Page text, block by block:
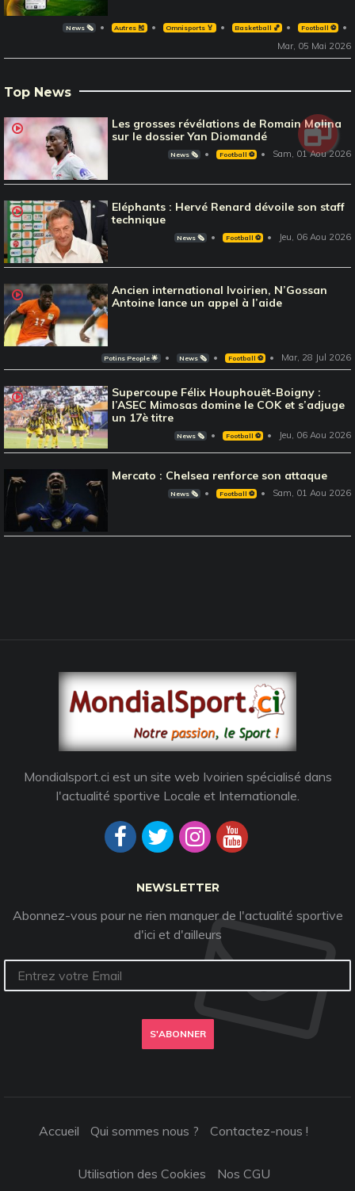
News 🗞️ Autres 🎽 Omnisports 🏅 Basketball 🏀 Football ⚽️
Mar, 05 Mai 2026
Top News
Les grosses révélations de Romain Molina
sur le dossier Yan Diomandé
News 🗞️ Football ⚽️ Sam, 01 Aou 2026
Eléphants : Hervé Renard dévoile son staff
technique
News 🗞️ Football ⚽️ Jeu, 06 Aou 2026
Ancien international Ivoirien, N’Gossan
Antoine lance un appel à l’aide
Potins People 🌟 News 🗞️ Football ⚽️ Mar, 28 Jul 2026
Supercoupe Félix Houphouët-Boigny :
l’ASEC Mimosas domine le COK et s’adjuge
un 17è titre
News 🗞️ Football ⚽️ Jeu, 06 Aou 2026
Mercato : Chelsea renforce son attaque
News 🗞️ Football ⚽️ Sam, 01 Aou 2026
Mondialsport.ci est un site web Ivoirien spécialisé dans
l'actualité sportive Locale et Internationale.
NEWSLETTER
Abonnez-vous pour ne rien manquer de l'actualité sportive
d'ici et d'ailleurs
S'ABONNER
Accueil Qui sommes nous ? Contactez-nous !
Utilisation des Cookies Nos CGU